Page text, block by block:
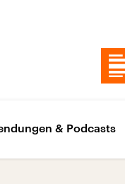
& Podcasts